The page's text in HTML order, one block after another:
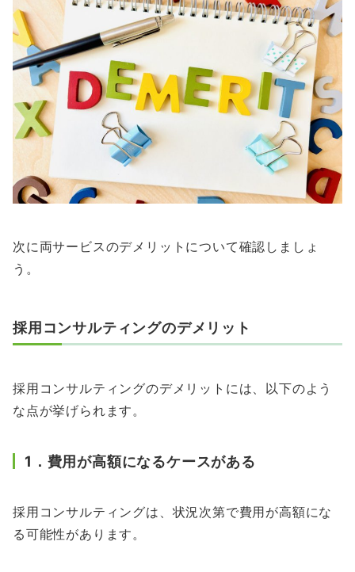
次に両サービスのデメリットについて確認しましょ
う。
採用コンサルティングのデメリット
採用コンサルティングのデメリットには、以下のよう
な点が挙げられます。
1．費用が高額になるケースがある
採用コンサルティングは、状況次第で費用が高額にな
る可能性があります。